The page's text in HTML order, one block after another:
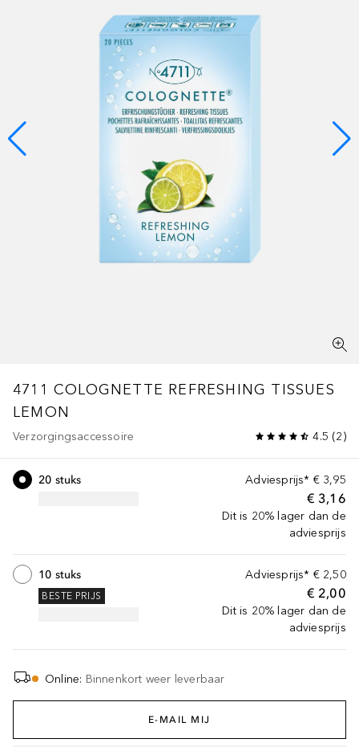
4711 COLOGNETTE REFRESHING TISSUES
LEMON
Verzorgingsaccessoire 4.5 (2)
Adviesprijs* € 3,95
€ 3,16
Dit is 20% lager dan de
adviesprijs
20 stuks
Adviesprijs* € 2,50
€ 2,00
Dit is 20% lager dan de
adviesprijs
10 stuks
BESTE PRIJS
Online: Binnenkort weer leverbaar
E-MAIL MIJ